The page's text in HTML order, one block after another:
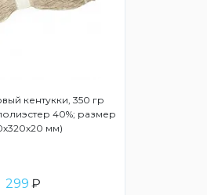
кентукки, 350 гр
40%; размер
мм)
299 ₽